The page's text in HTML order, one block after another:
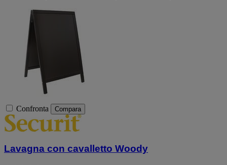
Confronta Compara
Lavagna con cavalletto Woody